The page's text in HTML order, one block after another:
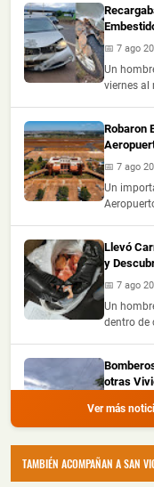
📅 7 ago
Un
viernes al
Robaron
📅 7 ago
Un
Llevó
y
📅 7 ago
Un
dentro de
otras
📅 7 ago
Un
Robó
Ver más
TAMBIÉN ACOMPAÑAN A SAN